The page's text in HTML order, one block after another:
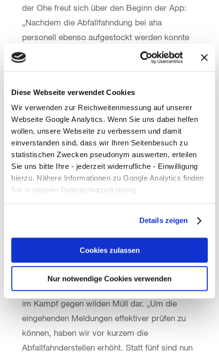
Diese Webseite verwendet Cookies
Wir verwenden zur Reichweitenmessung auf unserer
Webseite Google Analytics. Wenn Sie uns dabei helfen
wollen, unsere Webseite zu verbessern und damit
einverstanden sind, dass wir Ihren Seitenbesuch zu
statistischen Zwecken pseudonym auswerten, erteilen
Sie uns bitte Ihre - jederzeit widerrufliche - Einwilligung
hierzu. Nähere Informationen zu Google Analytics finden
Sie in unserer Datenschutzerklärung.
Details zeigen
Cookies zulassen
Nur notwendige Cookies verwenden
der Ohe freut sich über den Beginn der App:
„Nachdem die Abfallfahndung bei aha
personell ebenso aufgestockt werden konnte
wie die Teams zur Beseitigung wilden Mülls,
ist der Start der App jetzt ein weiterer Schritt
Hannover“.
Die ÜSTRA ist seit Beginn Partner von
„Hannover sauber!“. „Ich war sofort von der
Kampagne überzeugt, weil sie den Nerv der
Zeit trifft und ein tolles Netzwerk bietet,
welches seine Kompetenzen optimal bündeln
kann. Ich bin mir sicher, dass die App gut
findet. So können wir unseren Beitrag leisten
und unsere Haltestellen gezielter reinigen“, so
Denise Hain, Vorstand Betrieb und Personal.
aha-Geschäftsführer Thomas Schwarz betont,
die Müllmelde-App stelle eine wertvolle Säule
im Kampf gegen wilden Müll dar. „Um die
eingehenden Meldungen effektiver prüfen zu
können, haben wir vor kurzem die
Abfallfahnderstellen erhöht. Statt fünf sind nun